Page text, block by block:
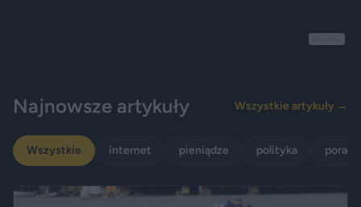
Najnowsze artykuły Wszystkie artykuły →
Wszystkie internet pieniądze polityka porady